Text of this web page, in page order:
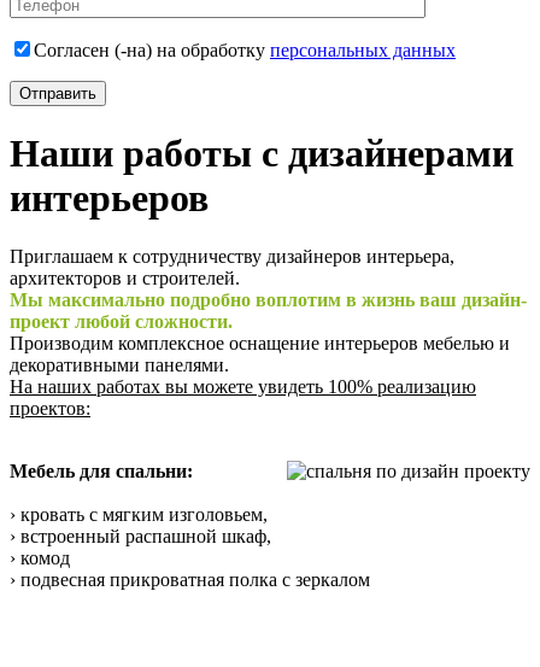
Согласен (-на) на обработку персональных данных
Наши работы с дизайнерами
интерьеров
Приглашаем к сотрудничеству дизайнеров интерьера,
архитекторов и строителей.
Мы максимально подробно воплотим в жизнь ваш дизайн-
проект любой сложности.
Производим комплексное оснащение интерьеров мебелью и
декоративными панелями.
На наших работах вы можете увидеть 100% реализацию
проектов:
Мебель для спальни:
› кровать с мягким изголовьем,
› встроенный распашной шкаф,
› комод
› подвесная прикроватная полка с зеркалом